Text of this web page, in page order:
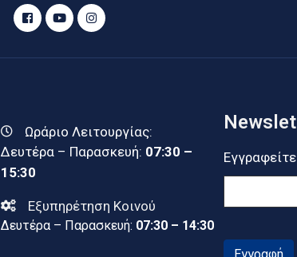
Ωράριο Λειτουργίας:
Δευτέρα – Παρασκευή: 07:30 –
15:30
Εξυπηρέτηση Κοινού
Δευτέρα – Παρασκευή: 07:30 – 14:30